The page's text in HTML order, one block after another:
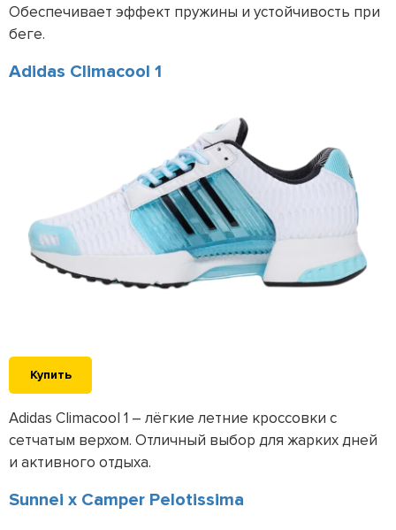
Обеспечивает эффект пружины и устойчивость при
беге.
Adidas Climacool 1
Купить
Adidas Climacool 1 – лёгкие летние кроссовки с
сетчатым верхом. Отличный выбор для жарких дней
и активного отдыха.
Sunnei x Camper Pelotissima